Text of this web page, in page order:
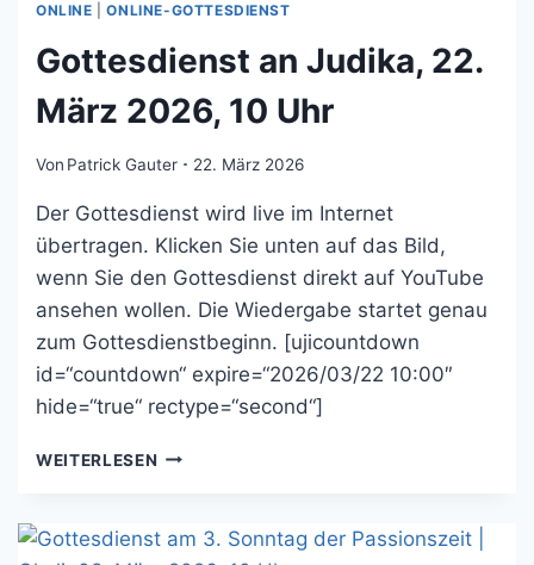
ONLINE |ONLINE-GOTTESDIENST
Gottesdienst an Judika, 22.
März 2026, 10 Uhr
Von Patrick Gauter 22. März 2026
Der Gottesdienst wird live im Internet
übertragen. Klicken Sie unten auf das Bild,
wenn Sie den Gottesdienst direkt auf YouTube
ansehen wollen. Die Wiedergabe startet genau
zum Gottesdienstbeginn. [ujicountdown
id=“countdown“ expire=“2026/03/22 10:00″
hide=“true“ rectype=“second“]
WEITERLESEN GOTTESDIENST
22.
MÄRZ